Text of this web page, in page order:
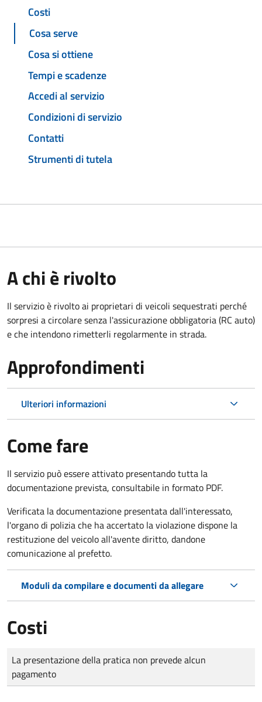
Costi
Cosa serve
Cosa si ottiene
Tempi e scadenze
Accedi al servizio
Condizioni di servizio
Contatti
Strumenti di tutela
A chi è rivolto
Il servizio è rivolto ai proprietari di veicoli sequestrati perché
sorpresi a circolare senza l'assicurazione obbligatoria (RC auto)
e che intendono rimetterli regolarmente in strada.
Approfondimenti
Ulteriori informazioni
Come fare
Il servizio può essere attivato presentando tutta la
documentazione prevista, consultabile in formato PDF.
Verificata la documentazione presentata dall'interessato,
l'organo di polizia che ha accertato la violazione dispone la
restituzione del veicolo all'avente diritto, dandone
comunicazione al prefetto.
Moduli da compilare e documenti da allegare
Costi
Tipo di pagamento
Importo
La presentazione della pratica non prevede alcun
pagamento